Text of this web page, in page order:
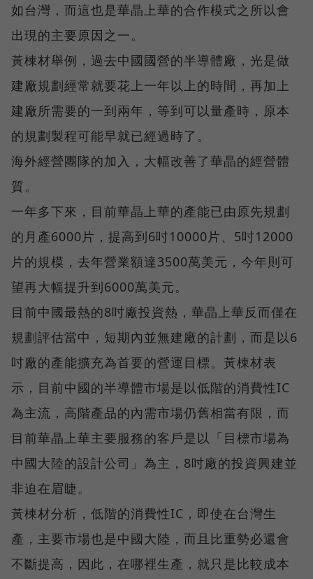
如台灣，而這也是華晶上華的合作模式之所以會
出現的主要原因之一。
黃棟材舉例，過去中國國營的半導體廠，光是做
建廠規劃經常就要花上一年以上的時間，再加上
建廠所需要的一到兩年，等到可以量產時，原本
的規劃製程可能早就已經過時了。
海外經營團隊的加入，大幅改善了華晶的經營體
質。
一年多下來，目前華晶上華的產能已由原先規劃
的月產6000片，提高到6吋10000片、5吋12000
片的規模，去年營業額達3500萬美元，今年則可
望再大幅提升到6000萬美元。
目前中國最熱的8吋廠投資熱，華晶上華反而僅在
規劃評估當中，短期內並無建廠的計劃，而是以6
吋廠的產能擴充為首要的營運目標。黃棟材表
示，目前中國的半導體市場是以低階的消費性IC
為主流，高階產品的內需市場仍舊相當有限，而
目前華晶上華主要服務的客戶是以「目標市場為
中國大陸的設計公司」為主，8吋廠的投資興建並
非迫在眉睫。
黃棟材分析，低階的消費性IC，即使在台灣生
產，主要市場也是中國大陸，而且比重勢必還會
不斷提高，因此，在哪裡生產，就只是比較成本